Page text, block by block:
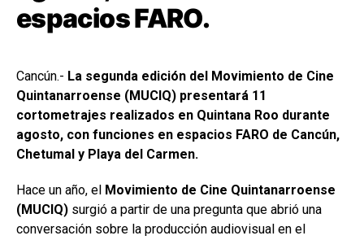
espacios FARO.
Cancún.- La segunda edición del Movimiento de Cine
Quintanarroense (MUCIQ) presentará 11
cortometrajes realizados en Quintana Roo durante
agosto, con funciones en espacios FARO de Cancún,
Chetumal y Playa del Carmen.
Hace un año, el Movimiento de Cine Quintanarroense
(MUCIQ) surgió a partir de una pregunta que abrió una
conversación sobre la producción audiovisual en el